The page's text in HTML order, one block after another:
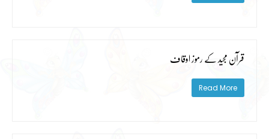
قرآن مجید کے رموز اوقاف
Read More